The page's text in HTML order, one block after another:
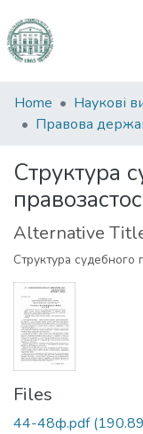
Communities
&
All of DSpace
Statistics
Home
Правова
Структура
Alternative
Структура
Files
44-48ф.pdf